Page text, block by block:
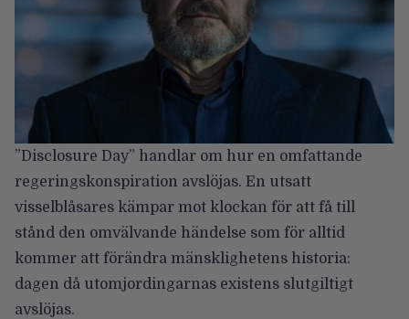
”Disclosure Day” handlar om hur en omfattande
regeringskonspiration avslöjas. En utsatt
visselblåsares kämpar mot klockan för att få till
stånd den omvälvande händelse som för alltid
kommer att förändra mänsklighetens historia:
dagen då utomjordingarnas existens slutgiltigt
avslöjas.